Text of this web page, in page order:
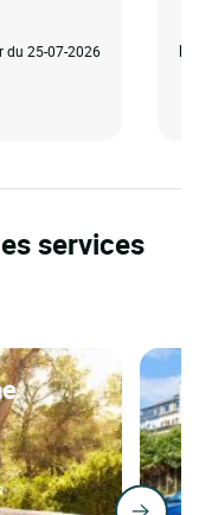
du 25-07-2026
services